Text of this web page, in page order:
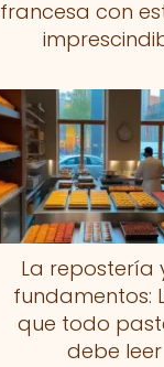
francesa con
La repostería
fundamentos:
que todo
debe leer